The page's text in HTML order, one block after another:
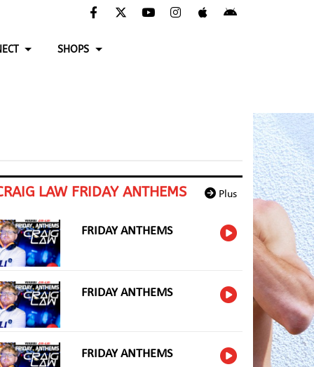
SHOPS
Plus
LAW FRIDAY ANTHEMS
FRIDAY ANTHEMS
FRIDAY ANTHEMS
FRIDAY ANTHEMS